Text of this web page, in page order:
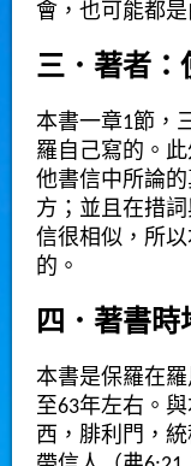
會，也可能都
三．著者：
本書一章1節，
羅自己寫的。
他書信中所論
方；並且在措
信很相似，所
的。
四．著書時
本書是保羅在
至63年左右。
西，腓利門，